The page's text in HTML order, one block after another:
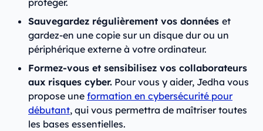
protéger.
Sauvegardez régulièrement vos données et
gardez-en une copie sur un disque dur ou un
périphérique externe à votre ordinateur.
Formez-vous et sensibilisez vos collaborateurs
aux risques cyber. Pour vous y aider, Jedha vous
propose une formation en cybersécurité pour
débutant, qui vous permettra de maîtriser toutes
les bases essentielles.